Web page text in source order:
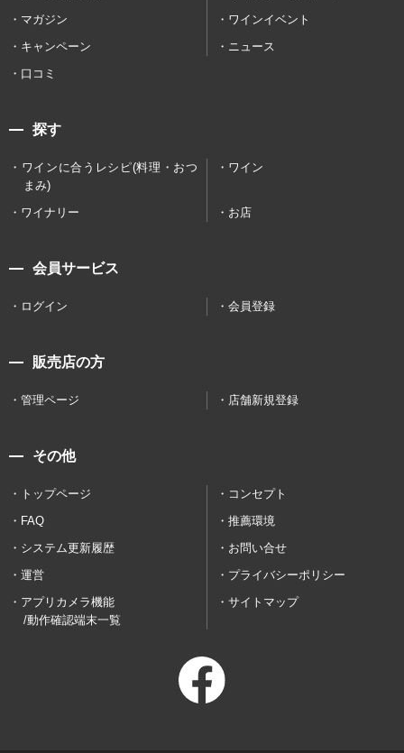
マガジン
ワインイベント
キャンペーン
ニュース
口コミ
探す
ワインに合うレシピ(料理・おつ
まみ)
ワイン
ワイナリー お店
会員サービス
ログイン 会員登録
販売店の方
管理ページ 店舗新規登録
その他
トップページ
コンセプト
FAQ
推薦環境
システム更新履歴
お問い合せ
運営
プライバシーポリシー
アプリカメラ機能
/動作確認端末一覧
サイトマップ